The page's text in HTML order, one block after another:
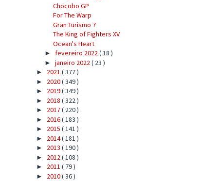
Chocobo GP
For The Warp
Gran Turismo 7
The King of Fighters XV
Ocean's Heart
► fevereiro 2022( 18 )
► janeiro 2022( 23 )
► 2021 ( 377 )
► 2020( 349 )
► 2019( 349 )
► 2018 ( 322 )
► 2017( 220 )
► 2016( 183 )
► 2015 ( 141 )
► 2014( 181 )
► 2013 ( 190 )
► 2012( 108 )
► 2011 ( 79 )
► 2010( 36 )